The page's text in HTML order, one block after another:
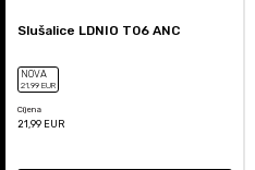
Slušalice LDNIO T06 ANC
NOVA
21,99 EUR
Cijena
21,99 EUR